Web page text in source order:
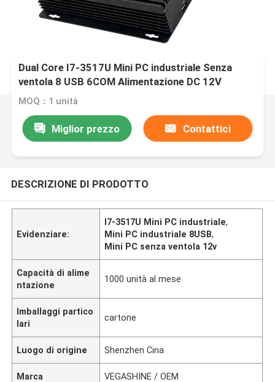
Dual Core I7-3517U Mini PC industriale Senza
ventola 8 USB 6COM Alimentazione DC 12V
MOQ：1 unità
Miglior prezzo Contattici
DESCRIZIONE DI PRODOTTO
Evidenziare:
I7-3517U Mini PC industriale,
Mini PC industriale 8USB,
Mini PC senza ventola 12v
Capacità di alime
ntazione
1000 unità al mese
Imballaggi partico
lari
cartone
Luogo di origine Shenzhen Cina
Marca VEGASHINE / OEM